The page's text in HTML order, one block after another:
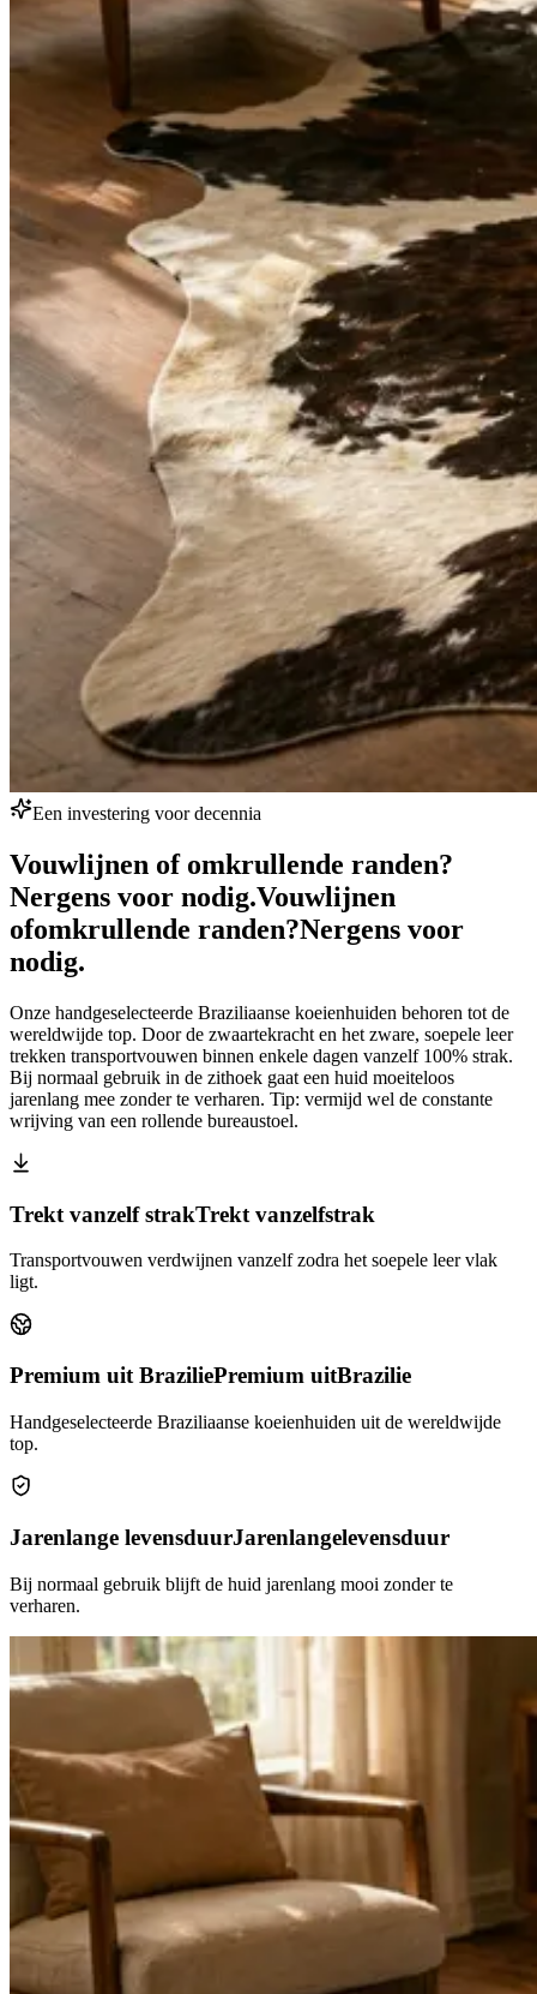
Een investering voor decennia
Vouwlijnen of omkrullende randen?
Nergens voor nodig.Vouwlijnen
ofomkrullende randen?Nergens voor
nodig.
Onze handgeselecteerde Braziliaanse koeienhuiden behoren tot de
wereldwijde top. Door de zwaartekracht en het zware, soepele leer
trekken transportvouwen binnen enkele dagen vanzelf 100% strak.
Bij normaal gebruik in de zithoek gaat een huid moeiteloos
jarenlang mee zonder te verharen. Tip: vermijd wel de constante
wrijving van een rollende bureaustoel.
Trekt vanzelf strakTrekt vanzelfstrak
Transportvouwen verdwijnen vanzelf zodra het soepele leer vlak
ligt.
Premium uit BraziliePremium uitBrazilie
Handgeselecteerde Braziliaanse koeienhuiden uit de wereldwijde
top.
Jarenlange levensduurJarenlangelevensduur
Bij normaal gebruik blijft de huid jarenlang mooi zonder te
verharen.